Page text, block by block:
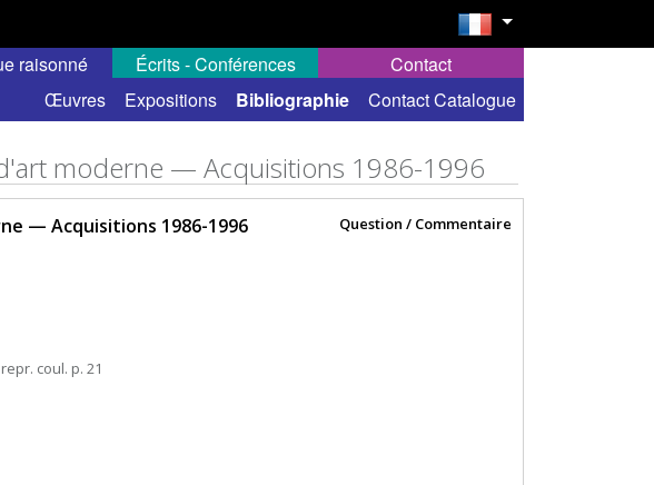
raisonné
Œuvres Expositions Bibliographie Contact Catalogue
Écrits - Conférences Contact
moderne — Acquisitions 1986-1996
— Acquisitions 1986-1996
Question / Commentaire
coul. p. 21